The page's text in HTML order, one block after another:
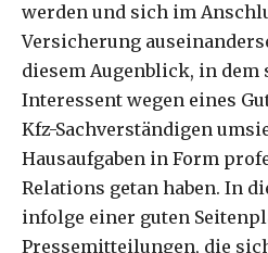
werden und sich im
Versicherung
diesem Augenblick, in dem
Interessent wegen eines
Kfz-Sachverständigen
Hausaufgaben in Form
Relations getan haben. In
infolge einer guten
Pressemitteilungen, die